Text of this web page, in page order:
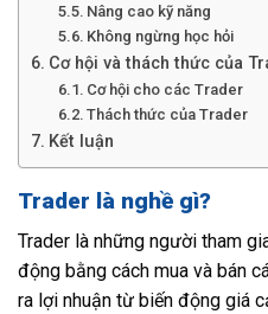
Nâng cao kỹ năng
Không ngừng học hỏi
Cơ hội và thách thức của
Cơ hội cho các Trader
Thách thức của Trader
Kết luận
Trader là nghề gì?
Trader là những người tham
động bằng cách mua và bán
ra lợi nhuận từ biến động giá